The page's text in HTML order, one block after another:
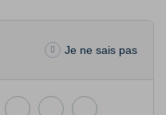
Je ne sais pas